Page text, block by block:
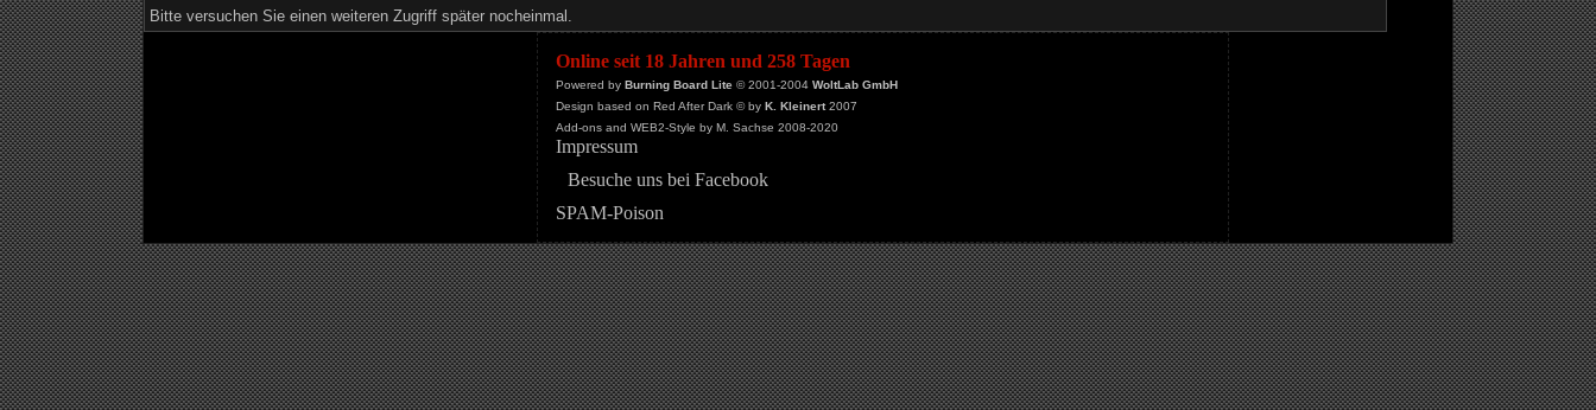
Bitte versuchen Sie einen weiteren Zugriff später nocheinmal.
Online seit 18 Jahren und 258 Tagen
Powered by Burning Board Lite© 2001-2004 WoltLab GmbH
Design based on Red After Dark © by K. Kleinert2007
Add-ons and WEB2-Style by M. Sachse 2008-2020
Impressum
Besuche uns bei Facebook
SPAM-Poison